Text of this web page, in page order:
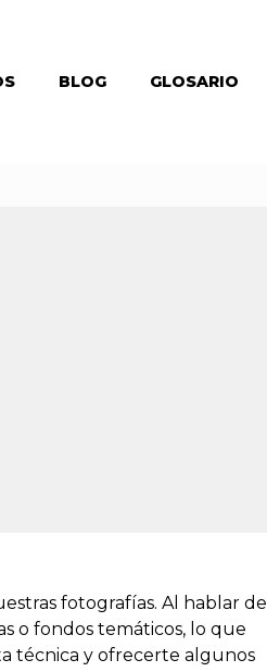
BLOG GLOSARIO
fotografías. Al hablar de
o fondos temáticos, lo que
técnica y ofrecerte algunos